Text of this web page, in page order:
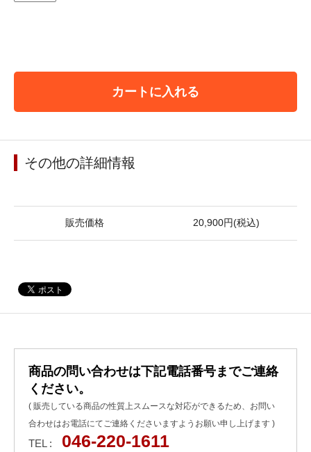
カートに入れる
その他の詳細情報
販売価格 20,900円(税込)
商品の問い合わせは下記電話番号までご連絡
ください。
( 販売している商品の性質上スムースな対応ができるため、お問い
合わせはお電話にてご連絡くださいますようお願い申し上げます )
TEL : 046-220-1611